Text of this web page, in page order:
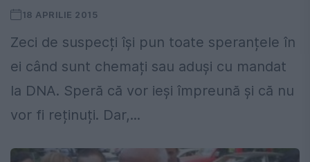
18 APRILIE 2015
Zeci de suspecți își pun toate speranțele în
ei când sunt chemați sau aduși cu mandat
la DNA. Speră că vor ieși împreună și că nu
vor fi reținuți. Dar,...